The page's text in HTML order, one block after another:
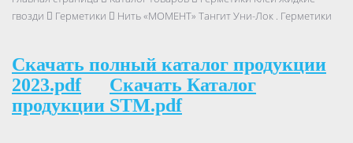
гвозди
Герметики Нить «МОМЕНТ» Тангит Уни-Лок . Герметики
Скачать полный каталог продукции
2023.pdf
Скачать Каталог
продукции STM.pdf